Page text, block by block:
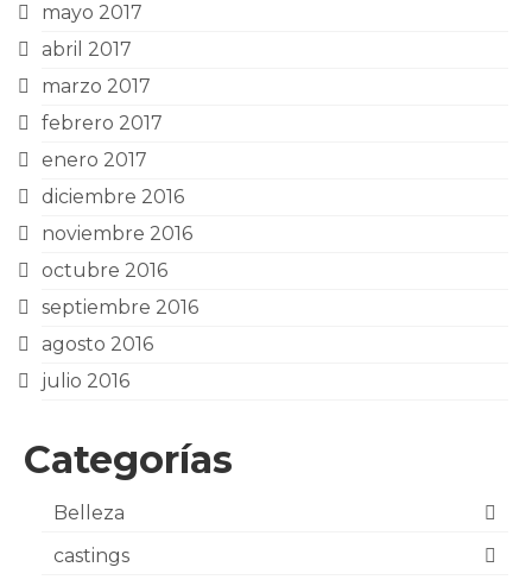
mayo 2017
abril 2017
marzo 2017
febrero 2017
enero 2017
diciembre 2016
noviembre 2016
octubre 2016
septiembre 2016
agosto 2016
julio 2016
Categorías
Belleza
castings